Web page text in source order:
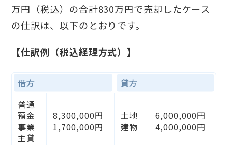
万円（税込）の合計830万円で売却したケース
の仕訳は、以下のとおりです。
【仕訳例（税込経理方式）】
借方
貸方
普通
預金
事業
主貸
8,300,000円
1,700,000円
土地
建物
6,000,000円
4,000,000円